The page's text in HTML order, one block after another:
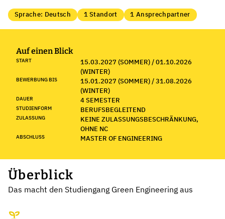
Sprache: Deutsch 1 Standort 1 Ansprechpartner
Auf einen Blick
START
15.03.2027 (SOMMER) / 01.10.2026
(WINTER)
BEWERBUNG BIS
15.01.2027 (SOMMER) / 31.08.2026
(WINTER)
DAUER 4 SEMESTER
STUDIENFORM BERUFSBEGLEITEND
ZULASSUNG
KEINE ZULASSUNGSBESCHRÄNKUNG,
OHNE NC
ABSCHLUSS MASTER OF ENGINEERING
Überblick
Das macht den Studiengang Green Engineering aus